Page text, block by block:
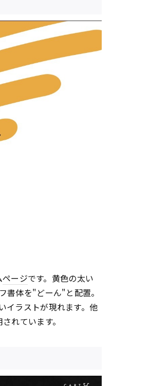
ページです。黄色の太い
書体を"どーん"と配置。
イラストが現れます。他
れています。